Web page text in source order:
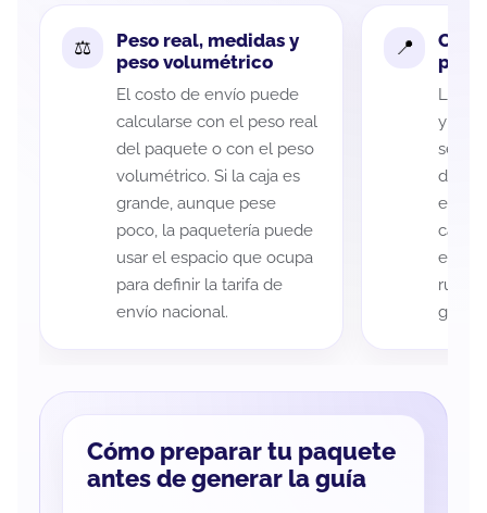
Peso real, medidas y
peso volumétrico
El costo de envío puede
calcularse con el peso real
del paquete o con el peso
volumétrico. Si la caja es
grande, aunque pese
poco, la paquetería puede
usar el espacio que ocupa
para definir la tarifa de
envío nacional.
La
y
de
cada
es
ruta
guía
Cómo preparar tu paquete
antes de generar la guía